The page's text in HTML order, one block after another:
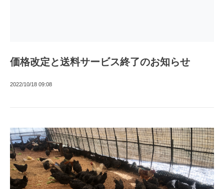
価格改定と送料サービス終了のお知らせ
2022/10/18 09:08